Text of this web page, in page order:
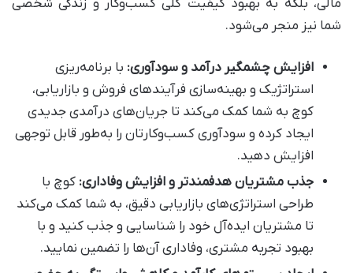
مالی، بلکه به بهبود کیفیت کلی کسب‌وکار و زندگی شخصی
شما نیز منجر می‌شود.
افزایش چشمگیر درآمد و سودآوری: با برنامه‌ریزی
استراتژیک و بهینه‌سازی فرآیندهای فروش و بازاریابی،
کوچ به شما کمک می‌کند تا جریان‌های درآمدی جدیدی
ایجاد کرده و سودآوری کسب‌وکارتان را به‌طور قابل توجهی
افزایش دهید.
جذب مشتریان هدفمندتر و افزایش وفاداری: کوچ با
طراحی استراتژی‌های بازاریابی دقیق، به شما کمک می‌کند
تا مشتریان ایده‌آل خود را شناسایی و جذب کنید و با
بهبود تجربه مشتری، وفاداری آن‌ها را تضمین نمایید.